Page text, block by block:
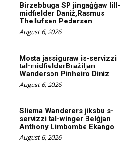
Birzebbuga SP jingaġġaw lill-
midfielder Daniż,Rasmus
Thellufsen Pedersen
August 6, 2026
Mosta jassiguraw is-servizzi
tal-midfielderBrażiljan
Wanderson Pinheiro Diniz
August 6, 2026
Sliema Wanderers jiksbu s-
servizzi tal-winger Belġjan
Anthony Limbombe Ekango
August 6, 2026